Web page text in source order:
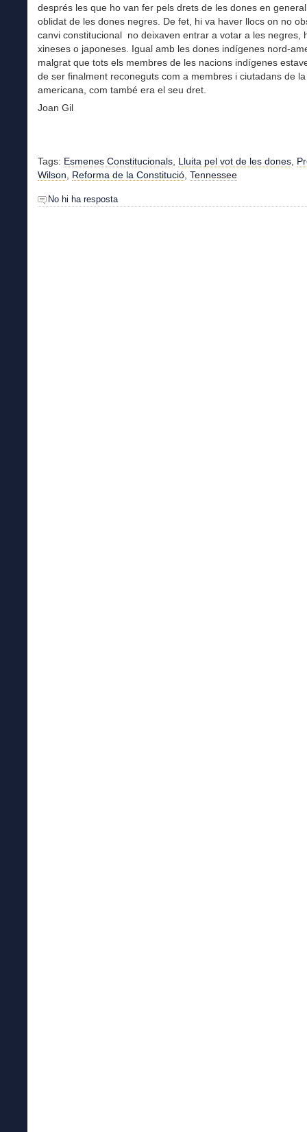
després les que ho van fer pels drets de les dones en
oblidat de les dones negres. De fet, hi va haver llocs on no
canvi constitucional no deixaven entrar a votar a les negres,
xineses o japoneses. Igual amb les dones indígenes nord-
malgrat que tots els membres de les nacions indígenes
de ser finalment reconeguts com a membres i ciutadans de
americana, com també era el seu dret.
Joan Gil
Tags: Esmenes Constitucionals, Lluita pel vot de les dones,
Wilson, Reforma de la Constitució, Tennessee
No hi ha resposta